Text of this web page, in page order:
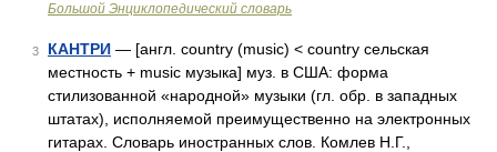
Большой Энциклопедический словарь
3 КАНТРИ — [англ. country (music) < country сельская
местность + music музыка] муз. в США: форма
стилизованной «народной» музыки (гл. обр. в западных
штатах), исполняемой преимущественно на электронных
гитарах. Словарь иностранных слов. Комлев Н.Г.,